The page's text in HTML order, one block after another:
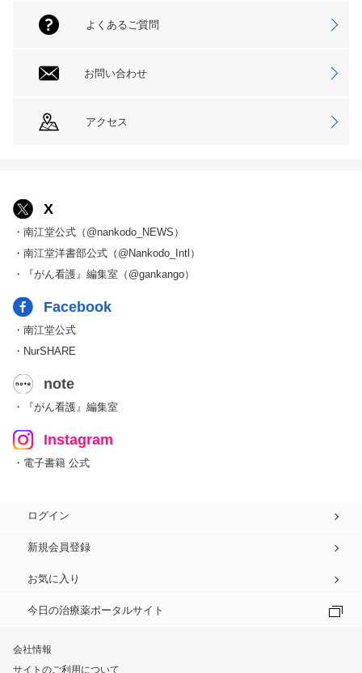
よくあるご質問
お問い合わせ
アクセス
X
・南江堂公式（@nankodo_NEWS）
・南江堂洋書部公式（@Nankodo_Intl）
・『がん看護』編集室（@gankango）
Facebook
・南江堂公式
・NurSHARE
note
・『がん看護』編集室
Instagram
・電子書籍 公式
ログイン
新規会員登録
お気に入り
今日の治療薬ポータルサイト
会社情報
サイトのご利用について